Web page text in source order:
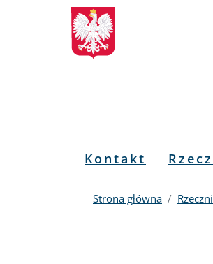
Biuletyn
Informacji
Menu
Kontakt
Strona główna